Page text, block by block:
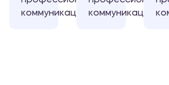
коммуникации
коммуникации